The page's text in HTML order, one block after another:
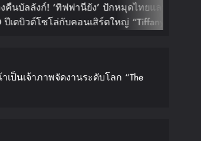
‘ทิฟฟานียัง’ ปักหมุดไทยแลนด์
ล่กับคอนเสิร์ตใหญ่ “Tiffany
ป็นเจ้าภาพจัดงานระดับโลก “The